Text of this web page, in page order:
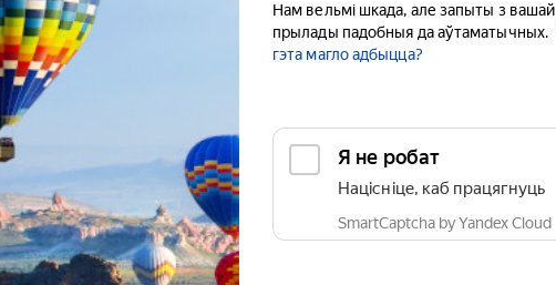
Нам вельмі шкада, але запыты з вашай
прылады падобныя да аўтаматычных.
гэта магло адбыцца?
Я не робат
Націсніце, каб працягнуць
SmartCaptcha by Yandex Cloud